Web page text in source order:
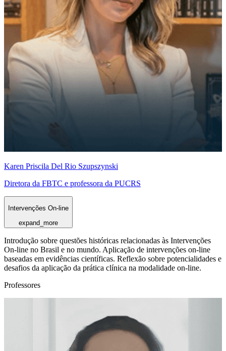
Karen Priscila Del Rio Szupszynski
Diretora da FBTC e professora da PUCRS
Intervenções On-line
expand_more
Introdução sobre questões históricas relacionadas às Intervenções
On-line no Brasil e no mundo. Aplicação de intervenções on-line
baseadas em evidências científicas. Reflexão sobre potencialidades e
desafios da aplicação da prática clínica na modalidade on-line.
Professores